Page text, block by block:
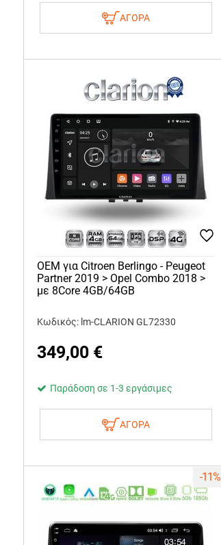
ΑΓΟΡΑ
OEM για Citroen Berlingo - Peugeot
Partner 2019 > Opel Combo 2018 >
με 8Core 4GB/64GB
Κωδικός: lm-CLARION GL72330
349,00 €
Παράδοση σε 1-3 εργάσιμες
ΑΓΟΡΑ
-11%